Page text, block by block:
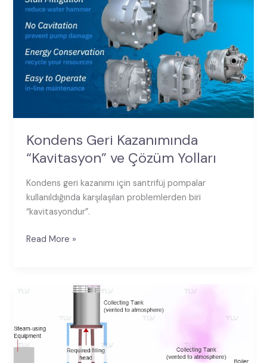
Kondens Geri Kazanımında
“Kavitasyon” ve Çözüm Yolları
Kondens geri kazanımı için santrifüj pompalar
kullanıldığında karşılaşılan problemlerden biri
“kavitasyondur”.
Read More »
Kondens
Kazanımında
Pompa
İhtiyacı